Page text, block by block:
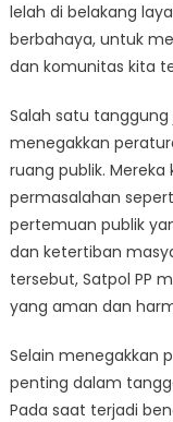
lelah di belakang
berbahaya, untuk
dan komunitas kita
Salah satu
menegakkan
ruang publik.
permasalahan
pertemuan publik
dan ketertiban
tersebut, Satpol PP
yang aman dan
Selain menegakkan
penting dalam
Pada saat terjadi